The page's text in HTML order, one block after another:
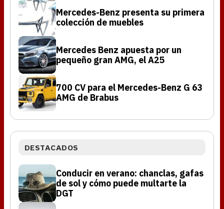
Mercedes-Benz presenta su primera
colección de muebles
Mercedes Benz apuesta por un
pequeño gran AMG, el A25
700 CV para el Mercedes-Benz G 63
AMG de Brabus
DESTACADOS
Conducir en verano: chanclas, gafas
de sol y cómo puede multarte la
DGT